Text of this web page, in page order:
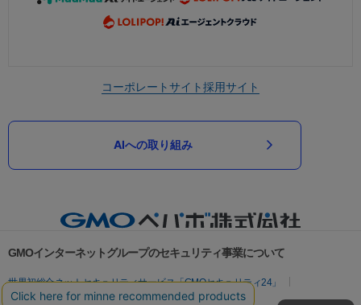
コーポレートサイト採用サイト
AIへの取り組み
GMOインターネットグループのセキュリティ事業について
世界初総合ネットセキュリティサービス「GMOセキュリティ24」
パスワード漏洩診断
Webサイトリスク診断